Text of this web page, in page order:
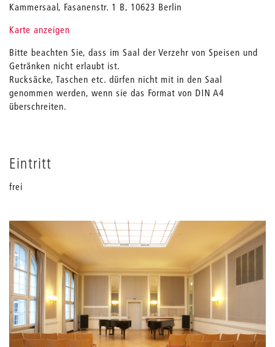
Kammersaal, Fasanenstr. 1 B, 10623 Berlin
Karte anzeigen
Bitte beachten Sie, dass im Saal der Verzehr von Speisen und
Getränken nicht erlaubt ist.
Rucksäcke, Taschen etc. dürfen nicht mit in den Saal
genommen werden, wenn sie das Format von DIN A4
überschreiten.
Eintritt
frei